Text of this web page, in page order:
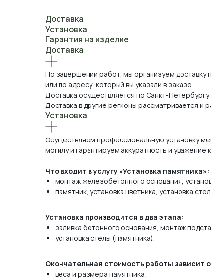
Доставка
Установка
Гарантия на изделие
Доставка
По завершении работ, мы организуем доставку
или по адресу, который вы указали в заказе.
Доставка осуществляется по Санкт-Петербургу
Доставка в другие регионы рассматривается и
Установка
Осуществляем профессиональную установку
могилу и гарантируем аккуратность и уважение
Что входит в услугу «Установка памятника»:
монтаж железобетонного основания,
памятник, установка цветника, установка
Установка производится в два этапа:
заливка бетонного основания, монтаж
установка стелы (памятника).
Окончательная стоимость работы зависит
веса и размера памятника;